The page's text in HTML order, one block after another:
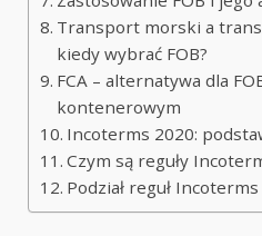
Transport morski a
kiedy wybrać FOB?
FCA – alternatywa dla
kontenerowym
Incoterms 2020:
Czym są reguły
Podział reguł Incoterms